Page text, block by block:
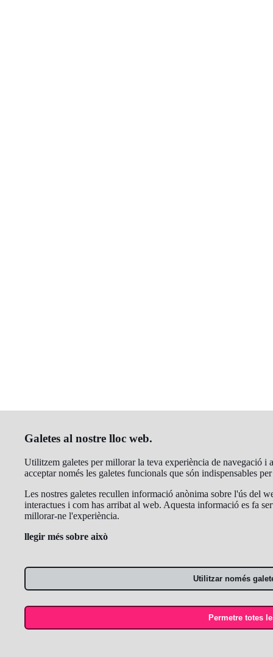
Galetes al nostre lloc web.
Utilitzem galetes per millorar la teva experiència de navegació i
acceptar només les galetes funcionals que són indispensables
Les nostres galetes recullen informació anònima sobre l'ús del
interactues i com has arribat al web. Aquesta informació es fa
millorar-ne l'experiència.
llegir més sobre això
Utilitzar només
Permetre totes